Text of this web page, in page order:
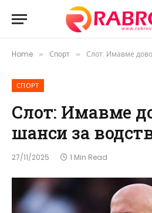
Home » Спорт » Слот: Имавме
СПОРТ
Слот: Имавме
шанси за
27/11/2025 1 Min Read